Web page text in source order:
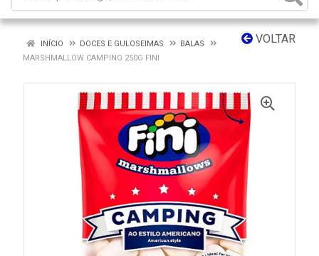
VOLTAR
INÍCIO DOCES E GULOSEIMAS
BALAS
MARSHMALLOW CAMPING 250G FINI